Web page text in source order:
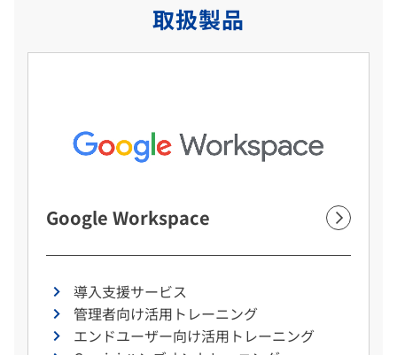
取扱製品
Google Workspace
導入支援サービス
管理者向け活用トレーニング
エンドユーザー向け活用トレーニング